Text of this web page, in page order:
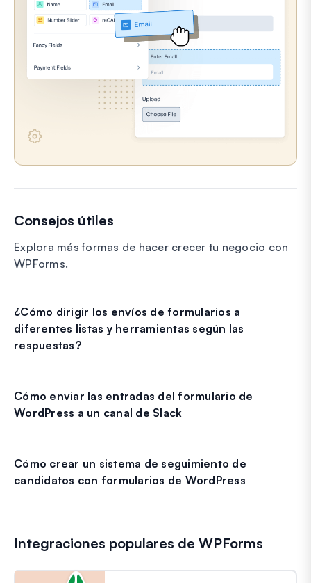
Consejos útiles
Explora más formas de hacer crecer tu negocio con
WPForms.
¿Cómo dirigir los envíos de formularios a
diferentes listas y herramientas según las
respuestas?
Cómo enviar las entradas del formulario de
WordPress a un canal de Slack
Cómo crear un sistema de seguimiento de
candidatos con formularios de WordPress
Integraciones populares de WPForms